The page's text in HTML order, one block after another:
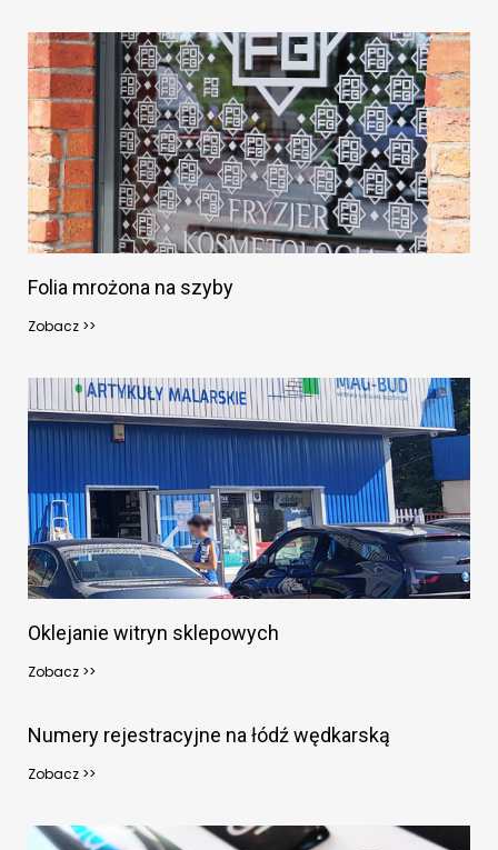
Folia mrożona na szyby
Zobacz >>
Oklejanie witryn sklepowych
Zobacz >>
Numery rejestracyjne na łódź wędkarską
Zobacz >>